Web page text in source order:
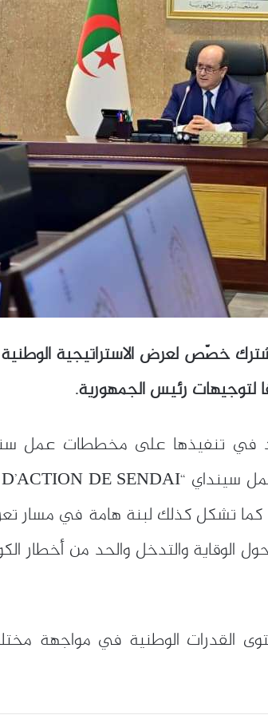
خصّص لعرض الاستراتيجية الوطنية
تعتمد في تنفيذها على مخططات
كما تشكل كذلك لبنة هامة في مسار
الوقاية والتدخل والحد من أخطار
القدرات الوطنية في مواجهة